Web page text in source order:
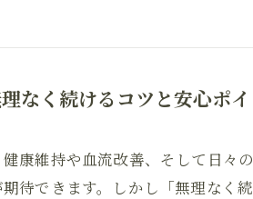
なく続けるコツと安心ポイ
康維持や血流改善、そして日々
待できます。しかし「無理なく